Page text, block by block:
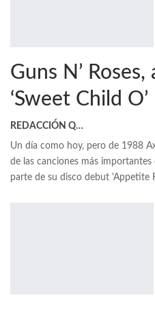
Guns N’
‘Sweet Child O’
REDACCIÓN QRP
Un día como hoy, pero de 1988
de las canciones más
parte de su disco debut 'Appetite